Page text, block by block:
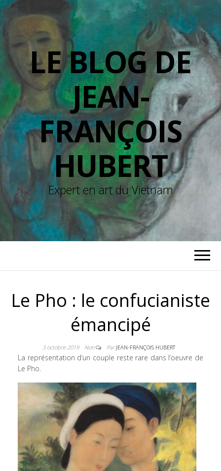
LE BLOG DE
JEAN-
FRANÇOIS
HUBERT
Expert en art du Vietnam
Le Pho : le confucianiste
émancipé
3 octobre 2019 Non ParJEAN-FRANÇOIS HUBERT
La représentation d’un couple reste rare dans l’oeuvre de
Le Pho.